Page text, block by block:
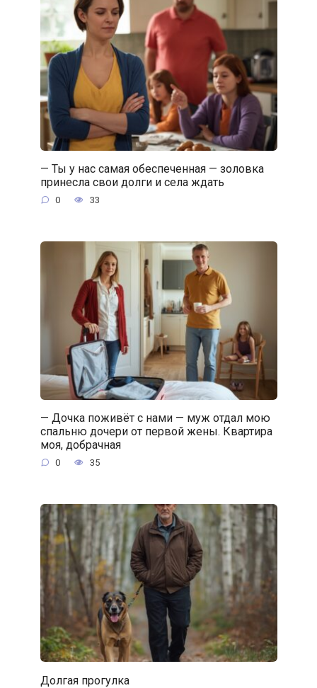
— Ты у нас самая обеспеченная — золовка
принесла свои долги и села ждать
0 33
— Дочка поживёт с нами — муж отдал мою
спальню дочери от первой жены. Квартира
моя, добрачная
0 35
Долгая прогулка